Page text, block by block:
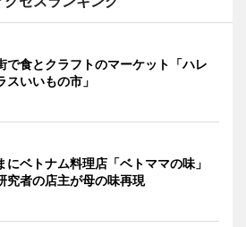
で食とクラフトのマーケット「ハレ
スいいもの市」
にベトナム料理店「ベトママの味」
究者の店主が母の味再現